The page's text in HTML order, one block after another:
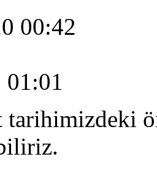
00:42
01:01
tarihimizdeki